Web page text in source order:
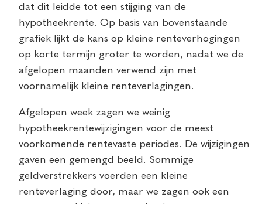
dat dit leidde tot een stijging van de
hypotheekrente. Op basis van bovenstaande
grafiek lijkt de kans op kleine renteverhogingen
op korte termijn groter te worden, nadat we de
afgelopen maanden verwend zijn met
voornamelijk kleine renteverlagingen.
Afgelopen week zagen we weinig
hypotheekrentewijzigingen voor de meest
voorkomende rentevaste periodes. De wijzigingen
gaven een gemengd beeld. Sommige
geldverstrekkers voerden een kleine
renteverlaging door, maar we zagen ook een